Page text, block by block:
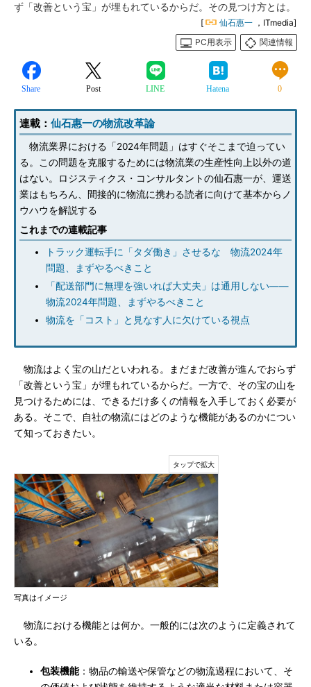
ず「改善という宝」が埋もれているからだ。その見つけ方とは。
[ 仙石惠一 ，ITmedia]
PC用表示
関連情報
Share Post LINE Hatena 0
連載： 仙石惠一の物流改革論
物流業界における「2024年問題」はすぐそこまで迫ってい
る。この問題を克服するためには物流業の生産性向上以外の道
はない。ロジスティクス・コンサルタントの仙石惠一が、運送
業はもちろん、間接的に物流に携わる読者に向けて基本からノ
ウハウを解説する
これまでの連載記事
トラック運転手に「タダ働き」させるな 物流2024年
問題、まずやるべきこと
「配送部門に無理を強いれば大丈夫」は通用しない――
物流2024年問題、まずやるべきこと
物流を「コスト」と見なす人に欠けている視点
物流はよく宝の山だといわれる。まだまだ改善が進んでおらず
「改善という宝」が埋もれているからだ。一方で、その宝の山を
見つけるためには、できるだけ多くの情報を入手しておく必要が
ある。そこで、自社の物流にはどのような機能があるのかについ
て知っておきたい。
写真はイメージ
物流における機能とは何か。一般的には次のように定義されて
いる。
包装機能：物品の輸送や保管などの物流過程において、そ